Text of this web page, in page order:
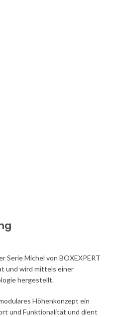
Serie Michel von BOXEXPERT
und wird mittels einer
hergestellt.
Höhenkonzept ein
und Funktionalität und dient